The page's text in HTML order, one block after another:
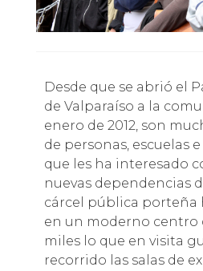
Desde que se abrió el Parque Cultural
de Valparaíso a la
enero de 2012, son
de personas, escuelas
que les ha interesado
nuevas dependencias
cárcel pública porteña
en un moderno centro
miles lo que en visita
recorrido las salas de